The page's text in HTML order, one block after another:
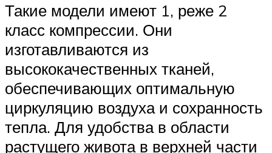
Такие модели имеют 1, реже 2
класс компрессии. Они
изготавливаются из
высококачественных тканей,
обеспечивающих оптимальную
циркуляцию воздуха и сохранность
тепла. Для удобства в области
растущего живота в верхней части